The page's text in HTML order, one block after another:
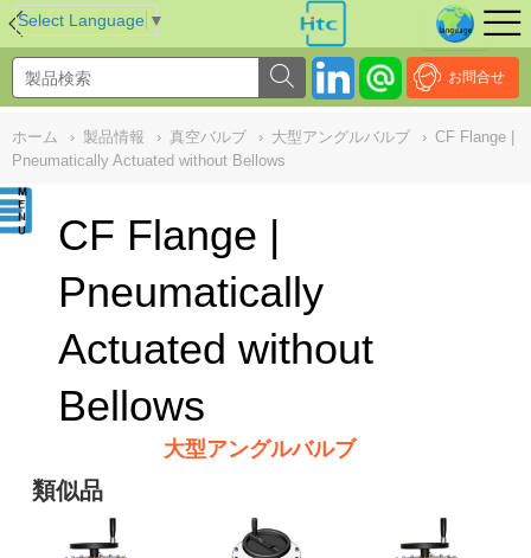
Select Language ▼
お問合せ
ホーム › 製品情報 › 真空バルブ › 大型アングルバルブ › CF Flange |
Pneumatically Actuated without Bellows
CF Flange |
Pneumatically
Actuated without
Bellows
大型アングルバルブ
類似品
NULL//